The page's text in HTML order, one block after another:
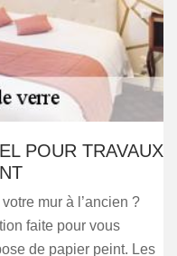
POUR TRAVAUX
mur à l’ancien ?
faite pour vous
de papier peint. Les